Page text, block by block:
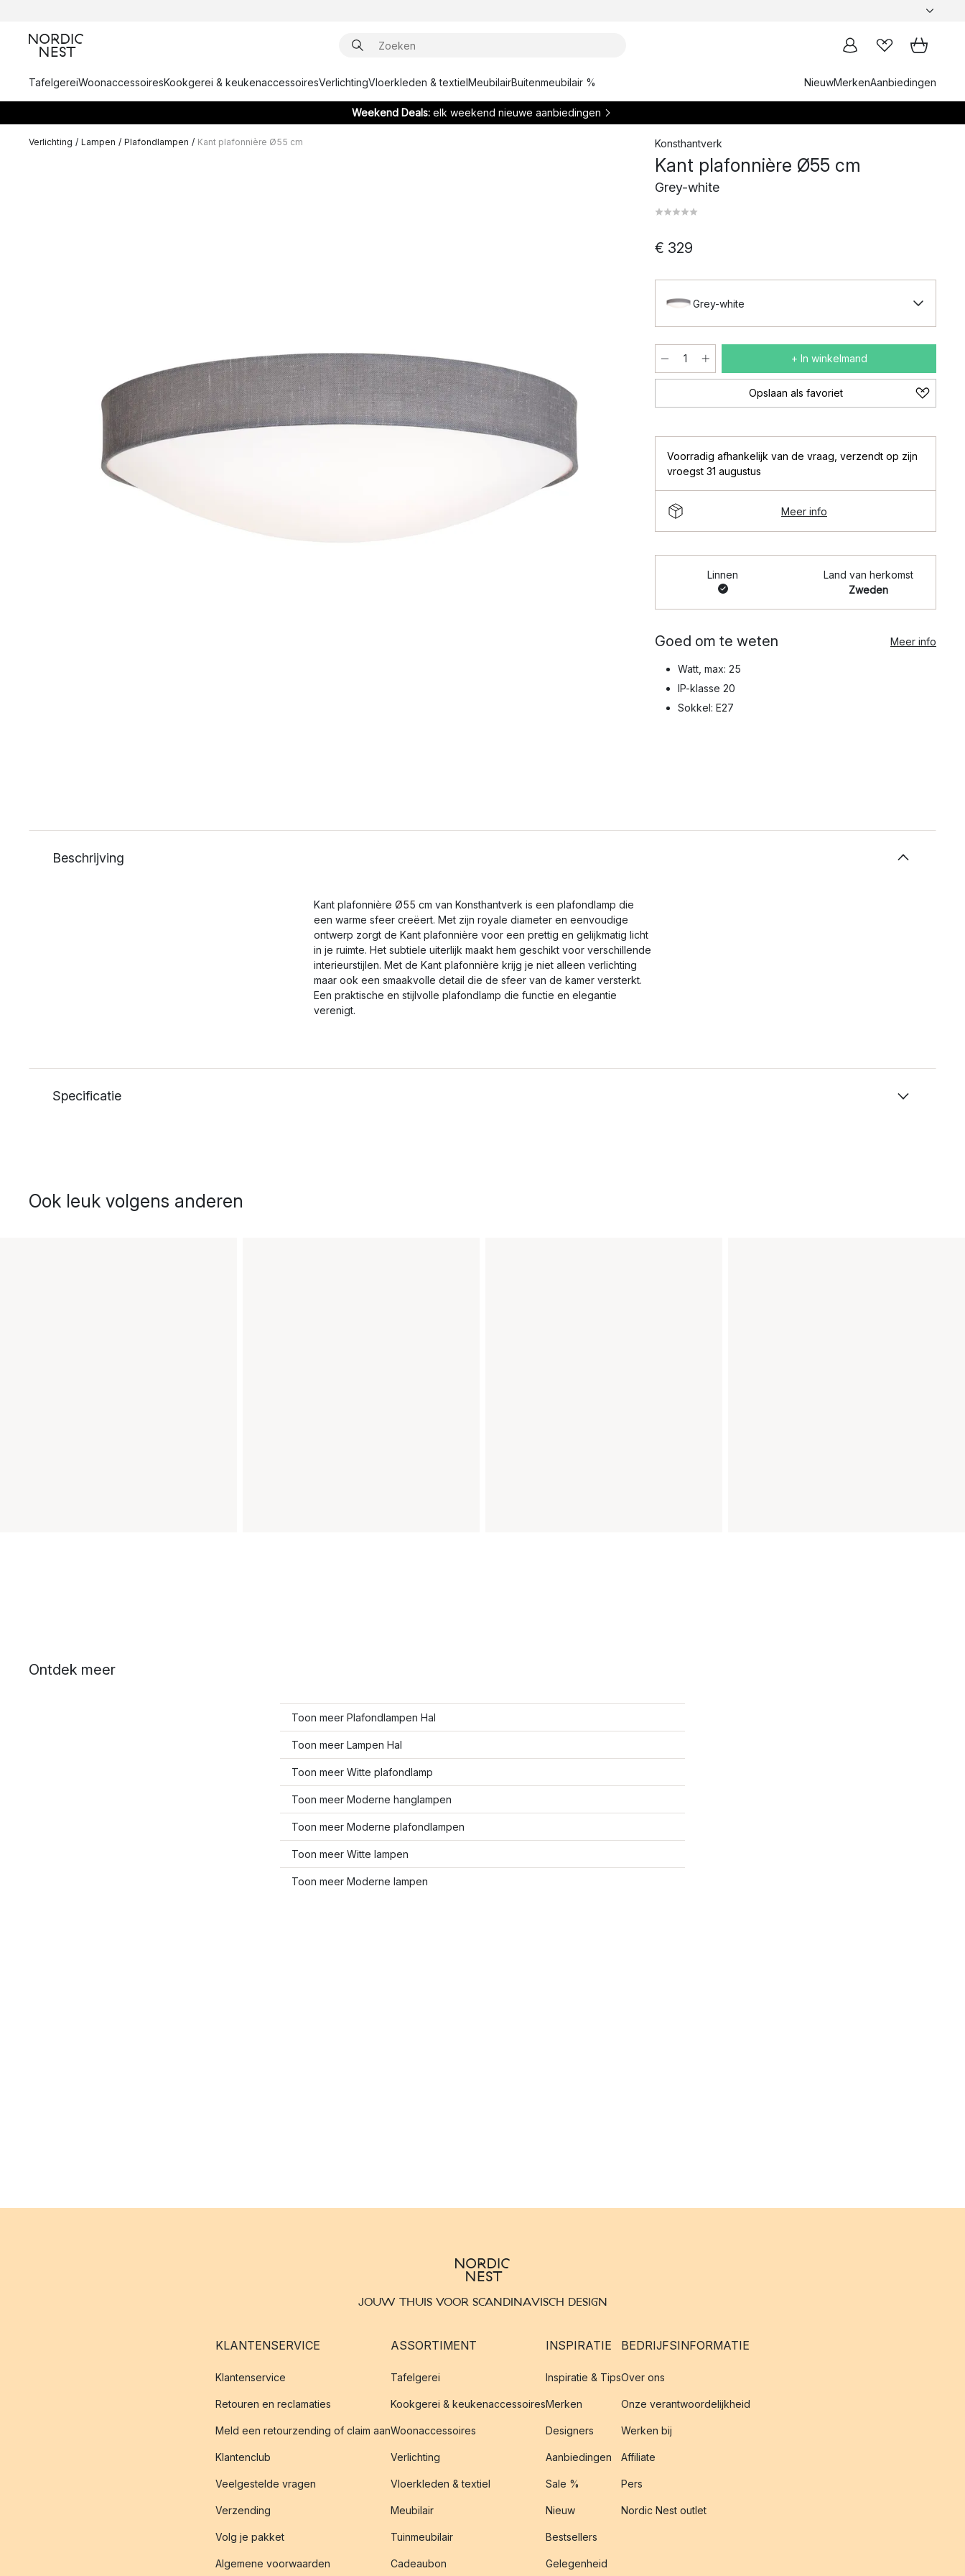
TafelgereiWoonaccessoiresKookgerei & keukenaccessoiresVerlichtingVloerkleden & textielMeubilairBuitenmeubilair % NieuwMerkenAanbiedingen
Weekend Deals: elk weekend nieuwe aanbiedingen
Verlichting / Lampen / Plafondlampen / Kant plafonnière Ø55 cm Konsthantverk
Kant plafonnière Ø55 cm
Grey-white
€ 329
Grey-white
+ In winkelmand
Opslaan als favoriet
Voorradig afhankelijk van de vraag verzendt op zijn
vroegst 31 augustus
Meer info
Linnen
Land van herkomst
Zweden
Goed om te weten Meer info
Watt, max: 25
IP-klasse 20
Sokkel: E27
Beschrijving
Kant plafonnière Ø55 cm van Konsthantverk is een plafondlamp die
een warme sfeer creëert. Met zijn royale diameter en eenvoudige
ontwerp zorgt de Kant plafonnière voor een prettig en gelijkmatig licht
in je ruimte. Het subtiele uiterlijk maakt hem geschikt voor verschillende
interieurstijlen. Met de Kant plafonnière krijg je niet alleen verlichting
maar ook een smaakvolle detail die de sfeer van de kamer versterkt.
Een praktische en stijlvolle plafondlamp die functie en elegantie
verenigt.
Specificatie
Ook leuk volgens anderen
Ontdek meer
Toon meer Plafondlampen Hal
Toon meer Lampen Hal
Toon meer Witte plafondlamp
Toon meer Moderne hanglampen
Toon meer Moderne plafondlampen
Toon meer Witte lampen
Toon meer Moderne lampen
JOUW THUIS VOOR SCANDINAVISCH DESIGN
KLANTENSERVICE
Klantenservice
Retouren en reclamaties
Meld een retourzending of claim aan
Klantenclub
Veelgestelde vragen
Verzending
Volg je pakket
Algemene voorwaarden
ASSORTIMENT
Tafelgerei
Kookgerei & keukenaccessoires
Woonaccessoires
Verlichting
Vloerkleden & textiel
Meubilair
Tuinmeubilair
Cadeaubon
INSPIRATIE
Inspiratie & Tips
Merken
Designers
Aanbiedingen
Sale %
Nieuw
Bestsellers
Gelegenheid
BEDRIJFSINFORMATIE
Over ons
Onze verantwoordelijkheid
Werken bij
Affiliate
Pers
Nordic Nest outlet